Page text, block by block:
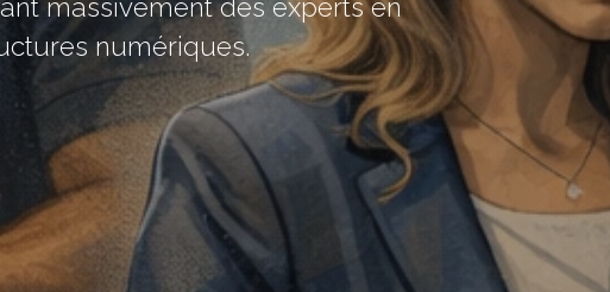
massivement des experts en
numériques.